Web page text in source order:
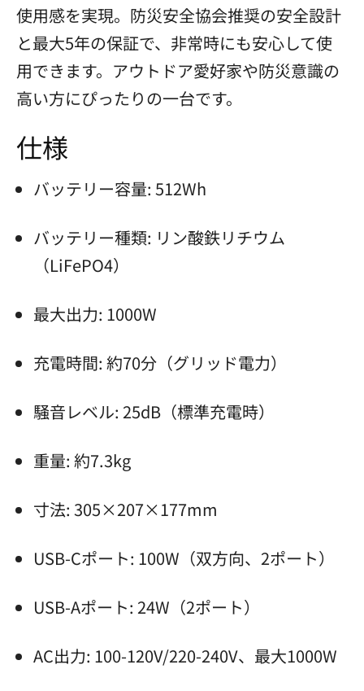
使用感を実現。防災安全協会推奨の安全設計
と最大5年の保証で、非常時にも安心して使
用できます。アウトドア愛好家や防災意識の
高い方にぴったりの一台です。
仕様
バッテリー容量: 512Wh
バッテリー種類: リン酸鉄リチウム
（LiFePO4）
最大出力: 1000W
充電時間: 約70分（グリッド電力）
騒音レベル: 25dB（標準充電時）
重量: 約7.3kg
寸法: 305×207×177mm
USB-Cポート: 100W（双方向、2ポート）
USB-Aポート: 24W（2ポート）
AC出力: 100-120V/220-240V、最大1000W